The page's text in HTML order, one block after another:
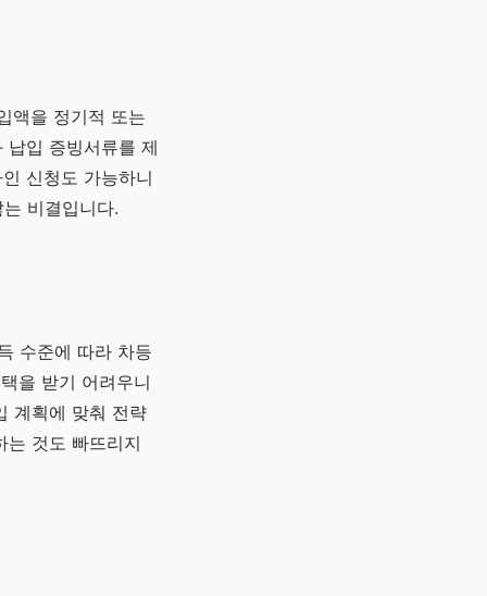
액을 정기적 또는
납입 증빙서류를 제
신청도 가능하니
비결입니다.
수준에 따라 차등
을 받기 어려우니
계획에 맞춰 전략
는 것도 빠뜨리지